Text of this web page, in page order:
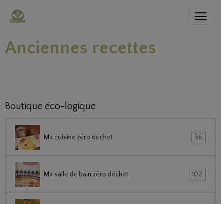
Anciennes recettes
Boutique éco-logique
Ma cuisine zéro déchet 36
Ma salle de bain zéro déchet 102